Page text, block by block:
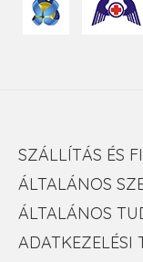
SZÁLLÍTÁS ÉS
ÁLTALÁNOS
ÁLTALÁNOS
ADATKEZELÉSI